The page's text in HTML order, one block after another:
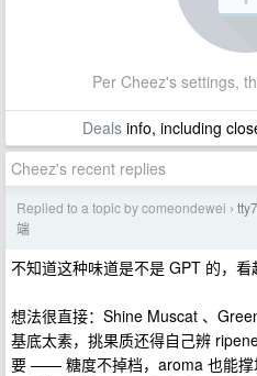
Per Cheez's settings,
Dealsinfo, including
Cheez's recent replies
Replied to a topic by comeondewei ›
端
不知道这种味道是不是 GPT 的，看
想法很直接：Shine Muscat 、
基底太素，挑果质还得自己辨
要 —— 糖度不掉档，aroma 也能撑